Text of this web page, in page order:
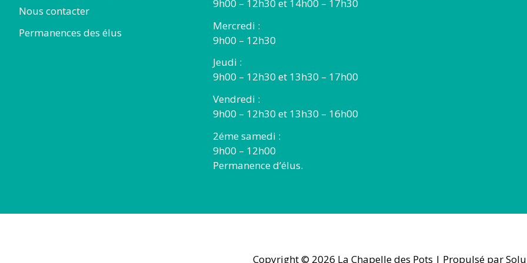
Nous contacter
Permanences des élus
9h00 – 12h30 et 14h00 – 17h30
Mercredi :
9h00 – 12h30
Jeudi :
9h00 – 12h30 et 13h30 – 17h00
Vendredi :
9h00 – 12h30 et 13h30 – 16h00
2éme samedi :
9h00 – 12h00
Permanence d’élus.
Copyright © 2026 La Chapelle des Pots | Propulsé par